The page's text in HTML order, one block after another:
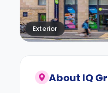
Exterior
About IQ